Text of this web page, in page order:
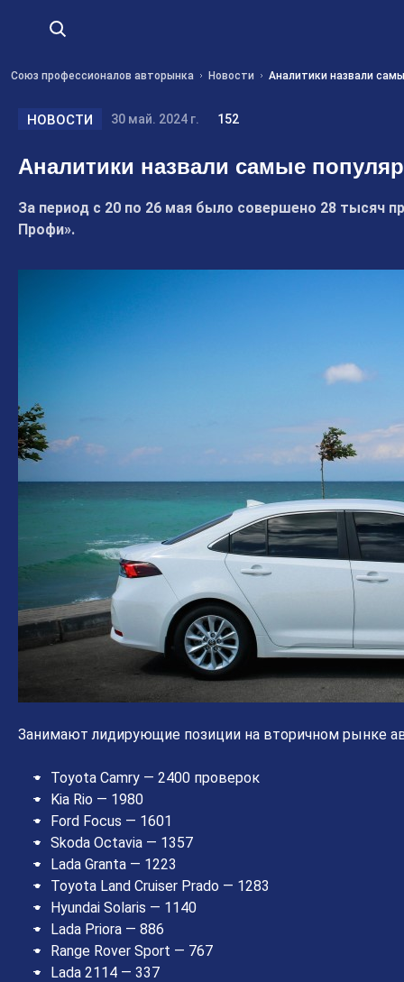
Союз профессионалов авторынка Новости Аналитики назвали
НОВОСТИ 30 май. 2024 г. 152
Аналитики назвали самые
За период с 20 по 26 мая было совершено 28 тысяч
Профи».
Занимают лидирующие позиции на вторичном рынке
Toyota Camry — 2400 проверок
Kia Rio — 1980
Ford Focus — 1601
Skoda Octavia — 1357
Lada Granta — 1223
Toyota Land Cruiser Prado — 1283
Hyundai Solaris — 1140
Lada Priora — 886
Range Rover Sport — 767
Lada 2114 — 337